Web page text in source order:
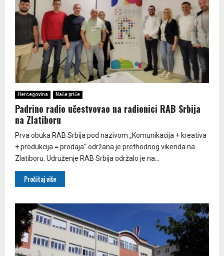
Hercegovina Naše priče
Padrino radio učestvovao na radionici RAB Srbija
na Zlatiboru
Prva obuka RAB Srbija pod nazivom „Komunikacija + kreativa
+ produkcija = prodaja“ održana je prethodnog vikenda na
Zlatiboru. Udruženje RAB Srbija održalo je na...
Pročitaj više